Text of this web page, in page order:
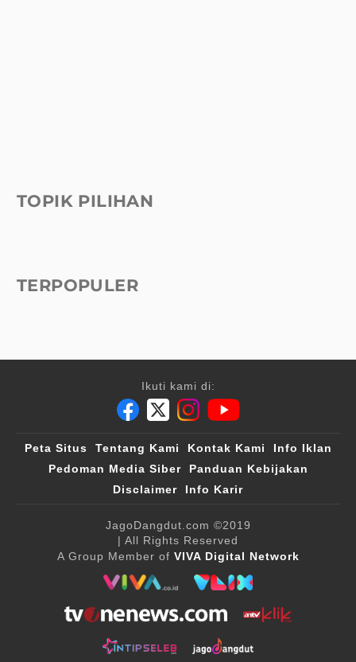
TOPIK PILIHAN
TERPOPULER
Ikuti kami di:
Peta Situs Tentang Kami Kontak Kami
Info Iklan
Pedoman Media Siber
Panduan Kebijakan
Disclaimer
Info Karir
JagoDangdut.com ©2019
| All Rights Reserved
A Group Member of VIVA Digital Network